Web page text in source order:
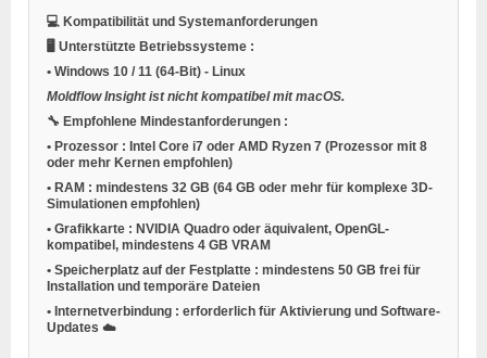
💻 Kompatibilität und Systemanforderungen
🖥️ Unterstützte Betriebssysteme :
• Windows 10 / 11 (64-Bit) - Linux
Moldflow Insight ist nicht kompatibel mit macOS.
🔧 Empfohlene Mindestanforderungen :
• Prozessor : Intel Core i7 oder AMD Ryzen 7 (Prozessor mit 8
oder mehr Kernen empfohlen)
• RAM : mindestens 32 GB (64 GB oder mehr für komplexe 3D-
Simulationen empfohlen)
• Grafikkarte : NVIDIA Quadro oder äquivalent, OpenGL-
kompatibel, mindestens 4 GB VRAM
• Speicherplatz auf der Festplatte : mindestens 50 GB frei für
Installation und temporäre Dateien
• Internetverbindung : erforderlich für Aktivierung und Software-
Updates ☁️